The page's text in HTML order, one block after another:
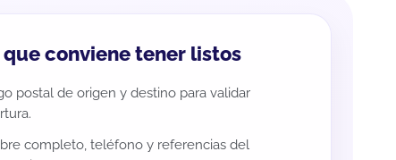
que conviene tener listos
postal de origen y destino para validar
completo, teléfono y referencias del